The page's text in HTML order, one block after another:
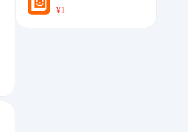
¥1